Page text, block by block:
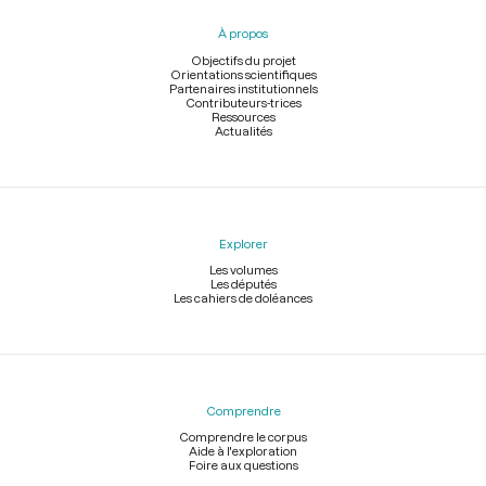
À propos
Objectifs du projet
Orientations scientifiques
Partenaires institutionnels
Contributeurs-trices
Ressources
Actualités
Explorer
Les volumes
Les députés
Les cahiers de doléances
Comprendre
Comprendre le corpus
Aide à l'exploration
Foire aux questions